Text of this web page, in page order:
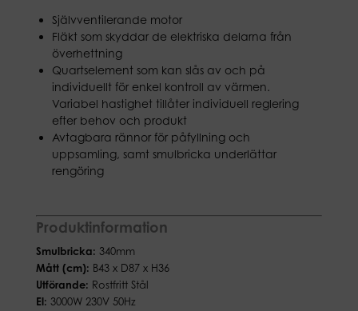
Självventilerande motor
Fläkt som skyddar de elektriska delarna från
överhettning
Quartselement som kan slås av och på
individuellt för enkel kontroll av värmen.
Variabel hastighet tillåter individuell reglering
efter behov och produkt
Avtagbara rännor för påfyllning och
uppsamling, samt smulbricka underlättar
rengöring
Produktinformation
Smulbricka: 340mm
Mått (cm): B43 x D87 x H36
Utförande: Rostfritt Stål
El: 3000W 230V 50Hz